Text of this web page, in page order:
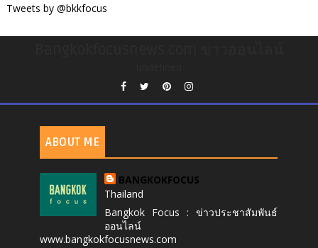
Tweets by @bkkfocus
ABOUT ME
BANGKOKFOCUS
Thailand
Bangkok Focus : ข่าวประชาสัมพันธ์
ออนไลน์
www.bangkokfocusnews.com